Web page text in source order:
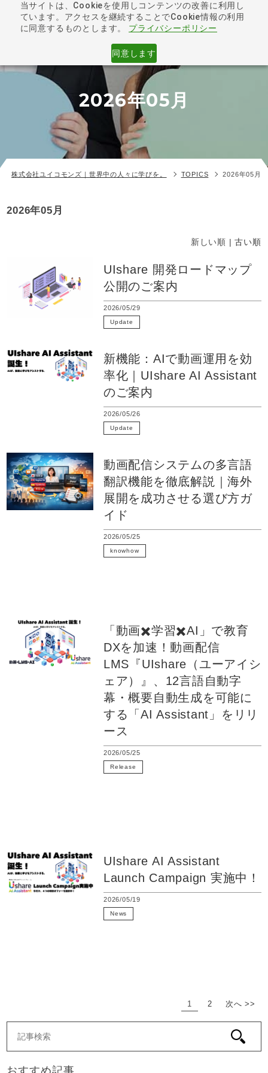
当サイトは、Cookieを使用しコンテンツの改善に利用し
ています。アクセスを継続することでCookie情報の利用
に同意するものとします。 プライバシーポリシー
同意します
toggle
2026年05月
株式会社ユイコモンズ｜世界中の人々に学びを。 TOPICS 2026年05月
2026年05月
新しい順 |古い順
UIshare 開発ロードマップ
公開のご案内
2026/05/29
Update
新機能：AIで動画運用を効
率化｜UIshare AI Assistant
のご案内
2026/05/26
Update
動画配信システムの多言語
翻訳機能を徹底解説｜海外
展開を成功させる選び方ガ
イド
2026/05/25
knowhow
「動画✖️学習✖️AI」で教育
DXを加速！動画配信
LMS『UIshare（ユーアイシ
ェア）』、12言語自動字
幕・概要自動生成を可能に
する「AI Assistant」をリリ
ース
2026/05/25
Release
UIshare AI Assistant
Launch Campaign 実施中！
2026/05/19
News
1 2 次へ >>
おすすめ記事